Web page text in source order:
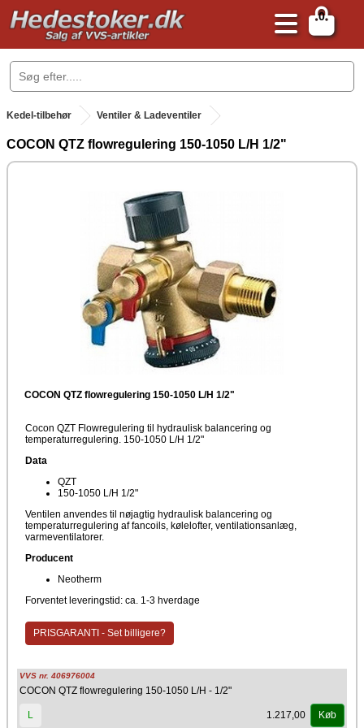
0
.
Kedel-tilbehør Ventiler & Ladeventiler
COCON QTZ flowregulering 150-1050 L/H 1/2"
COCON QTZ flowregulering 150-1050 L/H 1/2"
Cocon QZT Flowregulering til hydraulisk balancering og
temperaturregulering. 150-1050 L/H 1/2"
Data
QZT
150-1050 L/H 1/2"
Ventilen anvendes til nøjagtig hydraulisk balancering og
temperaturregulering af fancoils, kølelofter, ventilationsanlæg,
varmeventilatorer.
Producent
Neotherm
Forventet leveringstid: ca. 1-3 hverdage
PRISGARANTI - Set billigere?
VVS nr. 406976004
COCON QTZ flowregulering 150-1050 L/H - 1/2"
L 1.217,00 Køb